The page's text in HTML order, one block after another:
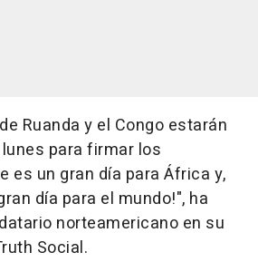
Ruanda y el Congo estarán
para firmar los
es un gran día para África y,
día para el mundo!", ha
norteamericano en su
Social.